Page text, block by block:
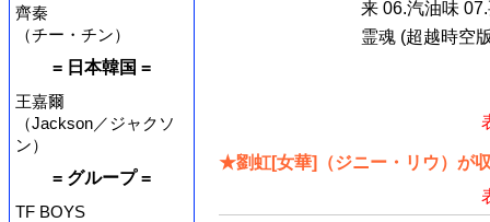
齊秦
（チー・チン）
= 日本韓国 =
王嘉爾
（Jackson／ジャクソ
ン）
= グループ =
TF BOYS
来 06.汽油味
霊魂 (超越時空
★劉虹[女華]（ジニー・リウ）が